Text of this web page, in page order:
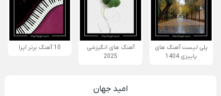
پلی لیست آهنگ های
پاییزی 1404
آهنگ های انگیزشی
2025
10 آهنگ برتر اپرا
امید جهان